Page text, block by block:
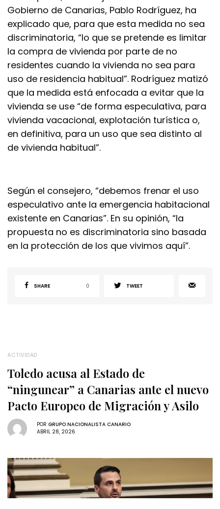
Gobierno de Canarias, Pablo Rodríguez, ha
explicado que, para que esta medida no sea
discriminatoria, “lo que se pretende es limitar
la compra de vivienda por parte de no
residentes cuando la vivienda no sea para
uso de residencia habitual”. Rodríguez matizó
que la medida está enfocada a evitar que la
vivienda se use “de forma especulativa, para
vivienda vacacional, explotación turística o,
en definitiva, para un uso que sea distinto al
de vivienda habitual”.
Según el consejero, “debemos frenar el uso
especulativo ante la emergencia habitacional
existente en Canarias”. En su opinión, “la
propuesta no es discriminatoria sino basada
en la protección de los que vivimos aquí”.
SHARE 0 TWEET
ACTIVIDAD
Toledo acusa al Estado de
“ningunear” a Canarias ante el nuevo
Pacto Europeo de Migración y Asilo
POR GRUPO NACIONALISTA CANARIO
ABRIL 28, 2026